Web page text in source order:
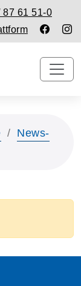
87 61 51-0
News-